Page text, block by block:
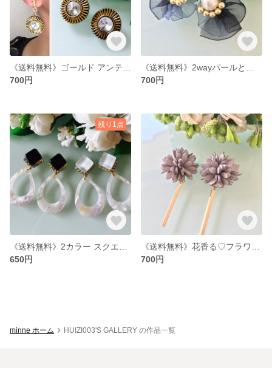
700円
700円
残り1点
650円
700円
minne ホーム HUIZI003'S GALLERY の作品一覧